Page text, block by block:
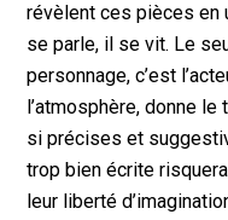
révèlent ces pièces en
se parle, il se vit. Le
personnage, c’est
l’atmosphère, donne le
si précises et
trop bien écrite
leur liberté